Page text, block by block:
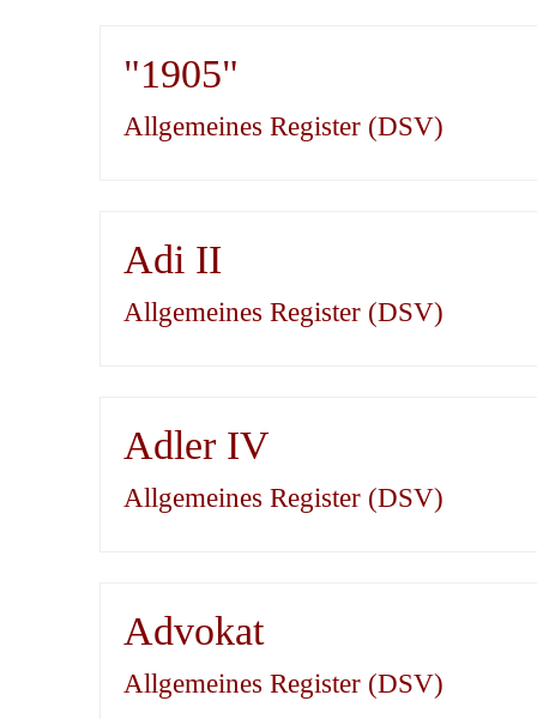
"1905"
Allgemeines Register (DSV)
Adi II
Allgemeines Register (DSV)
Adler IV
Allgemeines Register (DSV)
Advokat
Allgemeines Register (DSV)